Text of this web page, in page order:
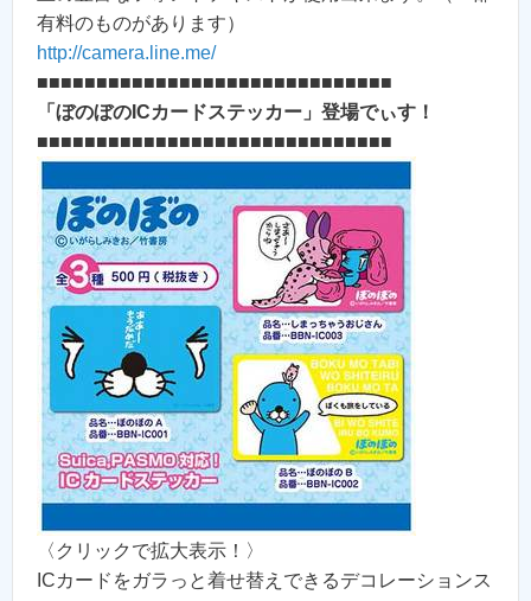
有料のものがあります）
http://camera.line.me/
■■■■■■■■■■■■■■■■■■■■■■■■■■■■■■
「ぼのぼのICカードステッカー」登場でぃす！
■■■■■■■■■■■■■■■■■■■■■■■■■■■■■■
〈クリックで拡大表示！〉
ICカードをガラっと着せ替えできるデコレーションス